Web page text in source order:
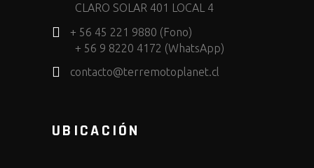
CLARO SOLAR 401 LOCAL 4
+ 56 45 221 9880 (Fono)
+ 56 9 8220 4172 (WhatsApp)
contacto@terremotoplanet.cl
UBICACIÓN